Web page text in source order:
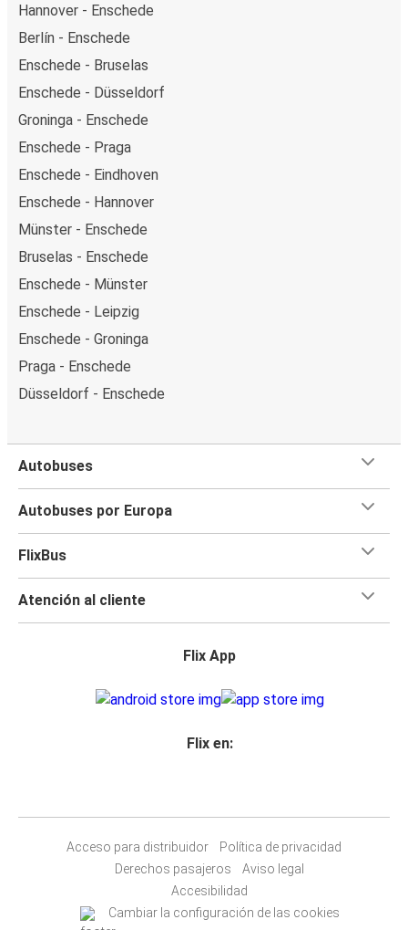
Hannover - Enschede
Berlín - Enschede
Enschede - Bruselas
Enschede - Düsseldorf
Groninga - Enschede
Enschede - Praga
Enschede - Eindhoven
Enschede - Hannover
Münster - Enschede
Bruselas - Enschede
Enschede - Münster
Enschede - Leipzig
Enschede - Groninga
Praga - Enschede
Düsseldorf - Enschede
Autobuses
Autobuses por Europa
FlixBus
Atención al cliente
Flix App
Flix en:
Acceso para distribuidor
Política de privacidad
Derechos pasajeros
Aviso legal
Accesibilidad
Cambiar la configuración de las cookies